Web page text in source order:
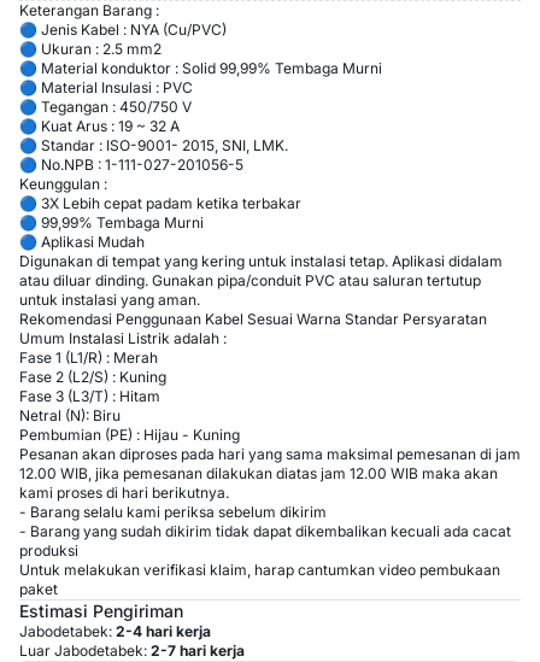
Keterangan Barang :
🔵 Jenis Kabel : NYA (Cu/PVC)
🔵 Ukuran : 2.5 mm2
🔵 Material konduktor : Solid 99,99% Tembaga Murni
🔵 Material Insulasi : PVC
🔵 Tegangan : 450/750 V
🔵 Kuat Arus : 19 ~ 32 A
🔵 Standar : ISO-9001- 2015, SNI, LMK.
🔵 No.NPB : 1-111-027-201056-5
Keunggulan :
🔵 3X Lebih cepat padam ketika terbakar
🔵 99,99% Tembaga Murni
🔵 Aplikasi Mudah
Digunakan di tempat yang kering untuk instalasi tetap. Aplikasi didalam
atau diluar dinding. Gunakan pipa/conduit PVC atau saluran tertutup
untuk instalasi yang aman.
Rekomendasi Penggunaan Kabel Sesuai Warna Standar Persyaratan
Umum Instalasi Listrik adalah :
Fase 1 (L1/R) : Merah
Fase 2 (L2/S) : Kuning
Fase 3 (L3/T) : Hitam
Netral (N): Biru
Pembumian (PE) : Hijau - Kuning
Pesanan akan diproses pada hari yang sama maksimal pemesanan di jam
12.00 WIB, jika pemesanan dilakukan diatas jam 12.00 WIB maka akan
kami proses di hari berikutnya.
- Barang selalu kami periksa sebelum dikirim
- Barang yang sudah dikirim tidak dapat dikembalikan kecuali ada cacat
produksi
Untuk melakukan verifikasi klaim, harap cantumkan video pembukaan
paket
Estimasi Pengiriman
Jabodetabek: 2-4 hari kerja
Luar Jabodetabek: 2-7 hari kerja